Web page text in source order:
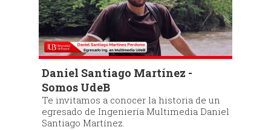
Daniel Santiago Martínez -
Somos UdeB
Te invitamos a conocer la historia de un
egresado de Ingeniería Multimedia Daniel
Santiago Martínez.